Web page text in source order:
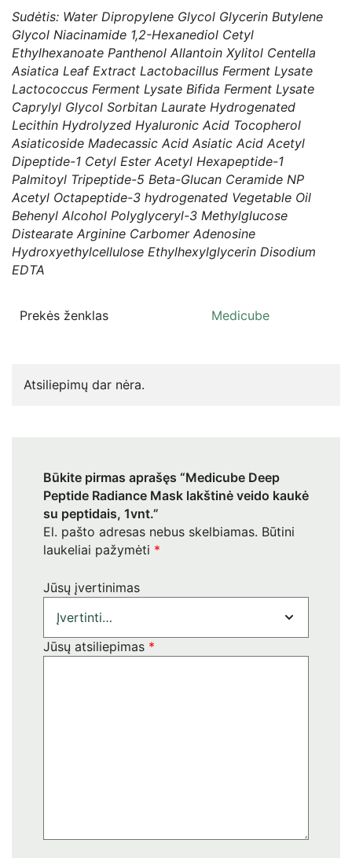
Sudėtis: Water Dipropylene Glycol Glycerin Butylene
Glycol Niacinamide 1,2-Hexanediol Cetyl
Ethylhexanoate Panthenol Allantoin Xylitol Centella
Asiatica Leaf Extract Lactobacillus Ferment Lysate
Lactococcus Ferment Lysate Bifida Ferment Lysate
Caprylyl Glycol Sorbitan Laurate Hydrogenated
Lecithin Hydrolyzed Hyaluronic Acid Tocopherol
Asiaticoside Madecassic Acid Asiatic Acid Acetyl
Dipeptide-1 Cetyl Ester Acetyl Hexapeptide-1
Palmitoyl Tripeptide-5 Beta-Glucan Ceramide NP
Acetyl Octapeptide-3 hydrogenated Vegetable Oil
Behenyl Alcohol Polyglyceryl-3 Methylglucose
Distearate Arginine Carbomer Adenosine
Hydroxyethylcellulose Ethylhexylglycerin Disodium
EDTA
Prekės ženklas Medicube
Atsiliepimų dar nėra.
Būkite pirmas aprašęs “Medicube Deep
Peptide Radiance Mask lakštinė veido kaukė
su peptidais, 1vnt.”
El. pašto adresas nebus skelbiamas. Būtini
laukeliai pažymėti *
Jūsų įvertinimas
Jūsų atsiliepimas *